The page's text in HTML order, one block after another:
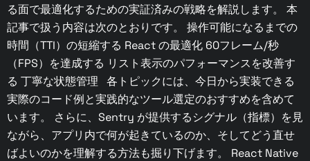
る面で最適化するための実証済みの戦略を解説します。 本
記事で扱う内容は次のとおりです。 操作可能になるまでの
時間（TTI）の短縮する React の最適化 60フレーム/秒
（FPS）を達成する リスト表示のパフォーマンスを改善す
る 丁寧な状態管理 各トピックには、今日から実装できる
実際のコード例と実践的なツール選定のおすすめを含めて
います。 さらに、Sentry が提供するシグナル（指標）を見
ながら、アプリ内で何が起きているのか、そしてどう直せ
ばよいのかを理解する方法も掘り下げます。 React Native